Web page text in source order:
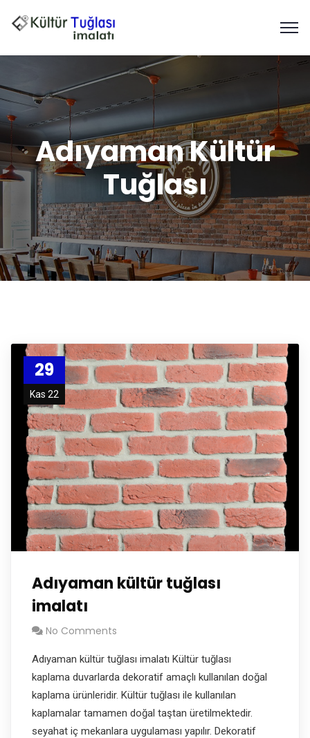
Adıyaman Kültür
Tuğlası
29
Kas 22
Adıyaman kültür tuğlası
imalatı
No Comments
Adıyaman kültür tuğlası imalatı Kültür tuğlası
kaplama duvarlarda dekoratif amaçlı kullanılan doğal
kaplama ürünleridir. Kültür tuğlası ile kullanılan
kaplamalar tamamen doğal taştan üretilmektedir.
seyahat iç mekanlara uygulaması yapılır. Dekoratif